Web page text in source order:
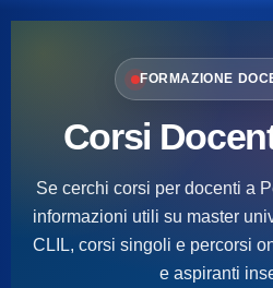
FORMAZIONE
Corsi
Se cerchi corsi per docenti a
informazioni utili su master
CLIL, corsi singoli e percorsi
e aspiranti